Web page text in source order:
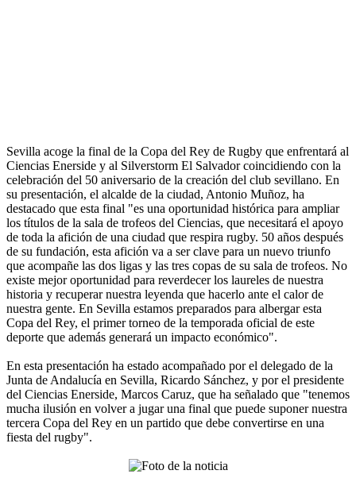
Sevilla acoge la final de la Copa del Rey de Rugby que enfrentará al
Ciencias Enerside y al Silverstorm El Salvador coincidiendo con la
celebración del 50 aniversario de la creación del club sevillano. En
su presentación, el alcalde de la ciudad, Antonio Muñoz, ha
destacado que esta final "es una oportunidad histórica para ampliar
los títulos de la sala de trofeos del Ciencias, que necesitará el apoyo
de toda la afición de una ciudad que respira rugby. 50 años después
de su fundación, esta afición va a ser clave para un nuevo triunfo
que acompañe las dos ligas y las tres copas de su sala de trofeos. No
existe mejor oportunidad para reverdecer los laureles de nuestra
historia y recuperar nuestra leyenda que hacerlo ante el calor de
nuestra gente. En Sevilla estamos preparados para albergar esta
Copa del Rey, el primer torneo de la temporada oficial de este
deporte que además generará un impacto económico".
En esta presentación ha estado acompañado por el delegado de la
Junta de Andalucía en Sevilla, Ricardo Sánchez, y por el presidente
del Ciencias Enerside, Marcos Caruz, que ha señalado que "tenemos
mucha ilusión en volver a jugar una final que puede suponer nuestra
tercera Copa del Rey en un partido que debe convertirse en una
fiesta del rugby".